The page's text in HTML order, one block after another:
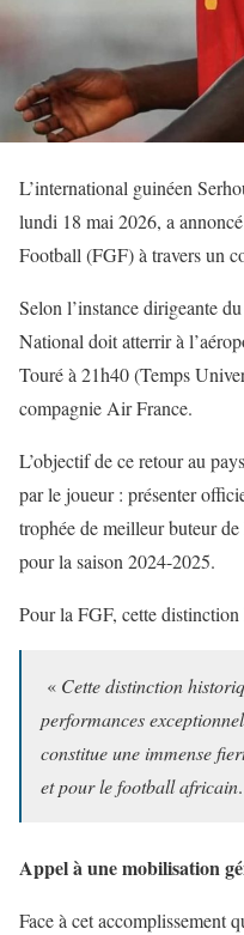
L’international guinéen
lundi 18 mai 2026, a
Football (FGF) à travers un
Selon l’instance dirigeante
National doit atterrir à
Touré à 21h40 (Temps
compagnie Air France.
L’objectif de ce retour au
par le joueur : présenter
trophée de meilleur buteur
pour la saison 2024-2025.
Pour la FGF, cette distinction
« Cette distinction
performances
constitue une immense
et pour le football africain
Appel à une mobilisation
Face à cet accomplissement